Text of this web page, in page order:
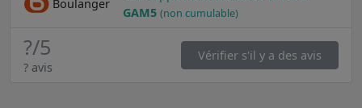
Boulanger
GAM5 (non cumulable)
?/5
? avis
Vérifier s'il y a des avis